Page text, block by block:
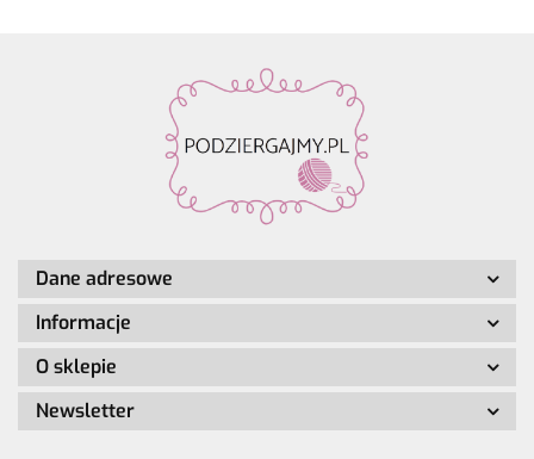
Dane adresowe
Informacje
O sklepie
Newsletter